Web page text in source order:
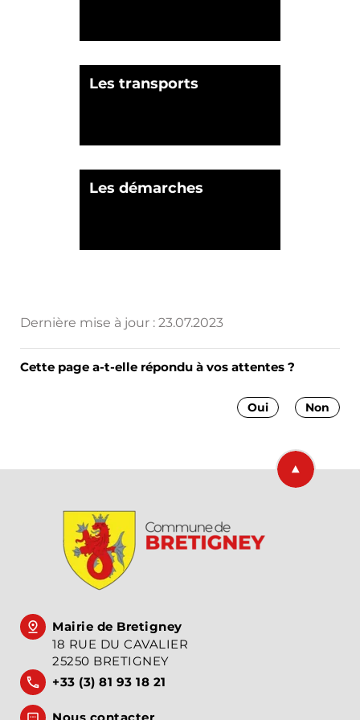
Les transports
Les démarches
Dernière mise à jour : 23.07.2023
Cette page a-t-elle répondu à vos attentes ?
Non
Oui
Retourner
Mairie de Bretigney
18 RUE DU CAVALIER
25250 BRETIGNEY
+33 (3) 81 93 18 21